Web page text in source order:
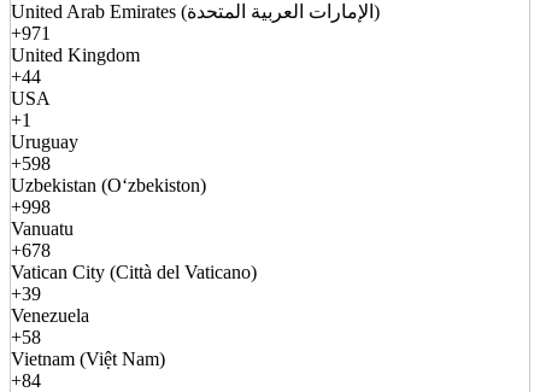
United Arab Emirates (الإمارات العربية المتحدة)
+971
United Kingdom
+44
USA
+1
Uruguay
+598
Uzbekistan (Oʻzbekiston)
+998
Vanuatu
+678
Vatican City (Città del Vaticano)
+39
Venezuela
+58
Vietnam (Việt Nam)
+84